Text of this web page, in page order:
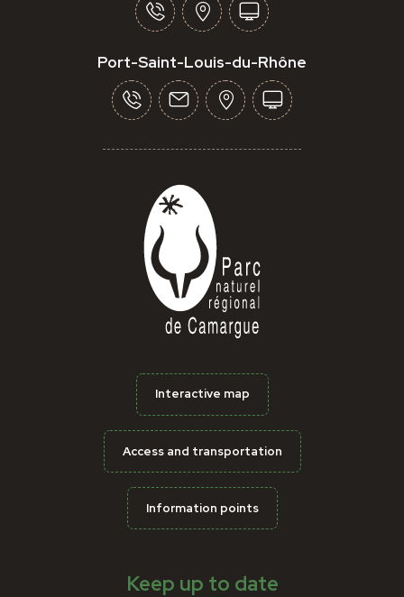
Port-Saint-Louis-du-Rhône
Interactive map
Access and transportation
Information points
Keep up to date